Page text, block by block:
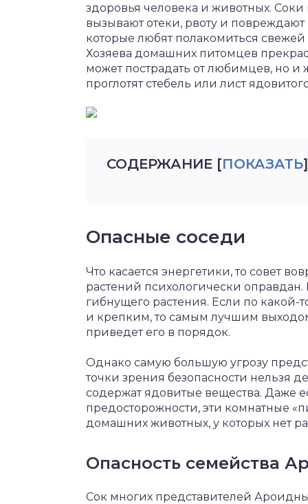
здоровья человека и животных.
вызывают отеки, рвоту и
которые любят полакомиться
Хозяева домашних питомцев
может пострадать от любимцев, но и
проглотят стебель или лист
СОДЕРЖАНИЕ [ПОКАЗАТЬ]
Опасные соседи
Что касается энергетики, то совет
растений психологически
гибнущего растения. Если по какой-
и крепким, то самым лучшим выходом
приведет его в порядок.
Однако самую большую угрозу
точки зрения безопасности нельзя
содержат ядовитые вещества. Даже
предосторожности, эти комнатные
домашних животных, у которых нет
Опасность семейства
Сок многих представителей